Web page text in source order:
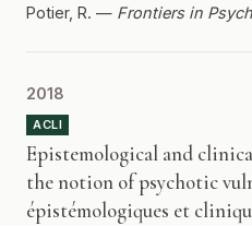
Potier, R. — Frontiers in
2018
ACLI
Epistemological and
the notion of psychotic
épistémologiques et